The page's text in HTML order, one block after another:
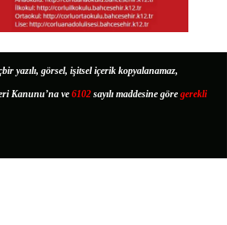
yazılı, görsel, işitsel içerik kopyalanamaz,
Kanunu’na ve 6102 sayılı maddesine göre gerekli